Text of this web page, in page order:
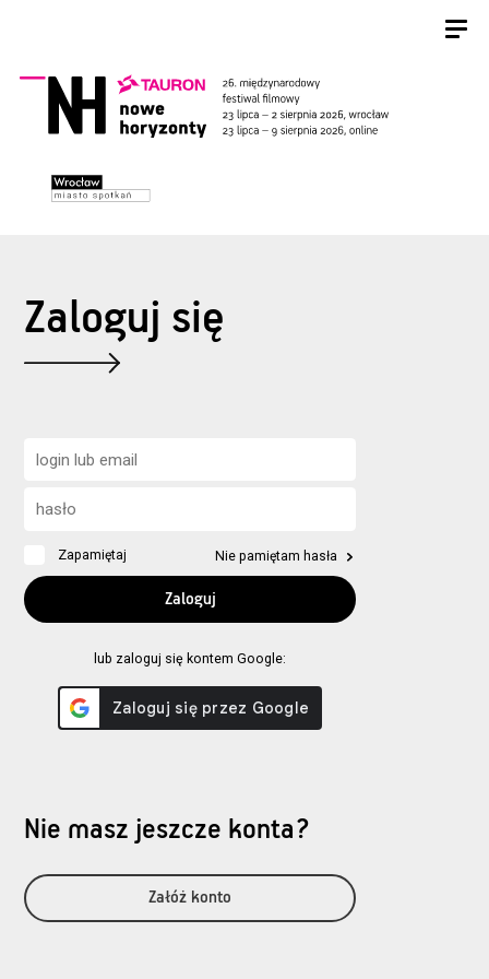
Zaloguj się
Zapamiętaj Nie pamiętam hasła
lub zaloguj się kontem Google:
Nie masz jeszcze konta?
Załóż konto